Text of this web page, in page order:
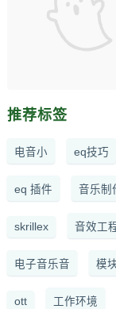
推荐标签
电音小 eq技巧
eq 插件 音乐制
skrillex 音效工
电子音乐音 模
ott 工作环境